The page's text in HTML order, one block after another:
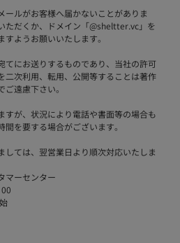
ールがお客様へ届かないことがありま
ただくか、ドメイン「@sheltter.vc」を
ようお願いいたします。
てにお送りするものであり、当社の許可
二次利用、転用、公開等することは著作
遠慮下さい。
すが、状況により電話や書面等の場合も
を要する場合がございます。
しては、翌営業日より順次対応いたしま
マーセンター